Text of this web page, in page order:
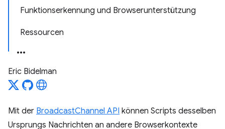
Funktionserkennung und Browserunterstützung
Ressourcen
Eric Bidelman
Mit der BroadcastChannel API können Scripts desselben
Ursprungs Nachrichten an andere Browserkontexte